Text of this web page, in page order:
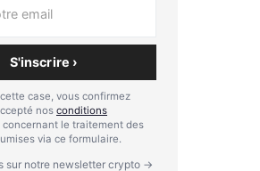
S'inscrire ›
case, vous confirmez
nos conditions
concernant le traitement des
via ce formulaire.
sur notre newsletter crypto →